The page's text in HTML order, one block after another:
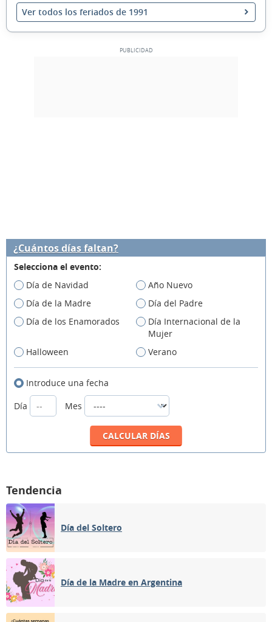
Ver todos los feriados de 1991
¿Cuántos días faltan?
Selecciona el evento:
Día de Navidad
Año Nuevo
Día de la Madre
Día del Padre
Día de los Enamorados
Día Internacional de la
Mujer
Halloween
Verano
Introduce una fecha
Día
Mes
Tendencia
Día del Soltero
Día de la Madre en Argentina